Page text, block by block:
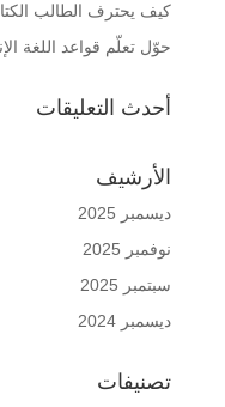
كيف يحترف الطالب
حوّل تعلّم قواعد اللغة
أحدث التعليقات
الأرشيف
ديسمبر 2025
نوفمبر 2025
سبتمبر 2025
ديسمبر 2024
تصنيفات